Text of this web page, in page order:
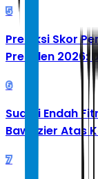
5
Prediksi Skor
Presiden 2026:
6
Suami Endah
Bawazier Atas
7